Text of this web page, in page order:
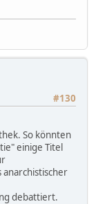
#130
So könnten
einige Titel
debattiert.